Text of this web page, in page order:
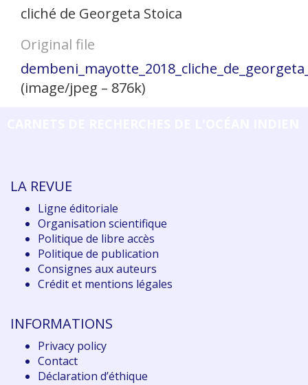
cliché de Georgeta Stoica
Original file
(image/jpeg – 876k)
LA REVUE
Ligne éditoriale
Organisation scientifique
Politique de libre accès
Politique de publication
Consignes aux auteurs
Crédit et mentions légales
INFORMATIONS
Privacy policy
Contact
Déclaration d’éthique